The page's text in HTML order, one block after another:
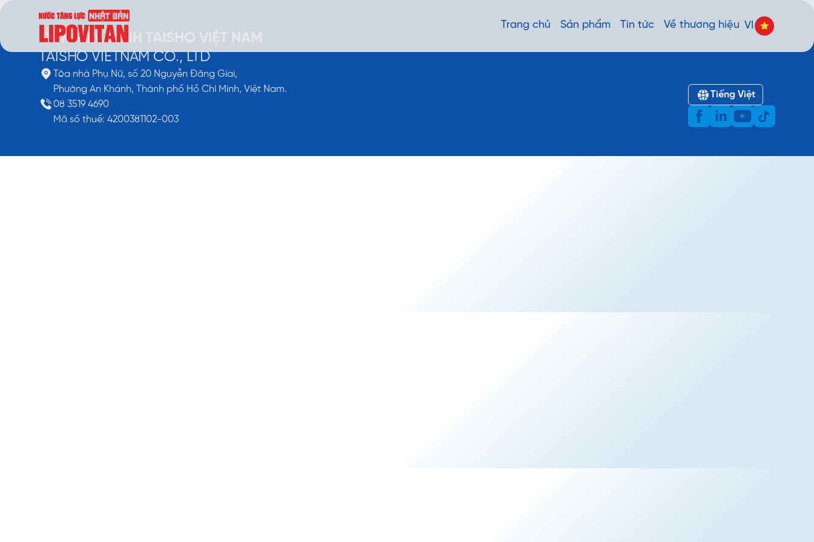
Trang chủ Sản phẩm Tin tức Về thương hiệu VI
CÔNG TY TNHH TAISHO VIỆT NAM
TAISHO VIETNAM CO., LTD
Tòa nhà Phụ Nữ, số 20 Nguyễn Đăng Giai,
Phường An Khánh, Thành phố Hồ Chí Minh, Việt Nam.
08 3519 4690
Mã số thuế: 4200381102-003
Tiếng Việt